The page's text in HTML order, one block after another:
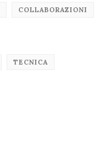
COLLABORAZIONI
TECNICA